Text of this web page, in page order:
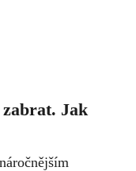
Jak